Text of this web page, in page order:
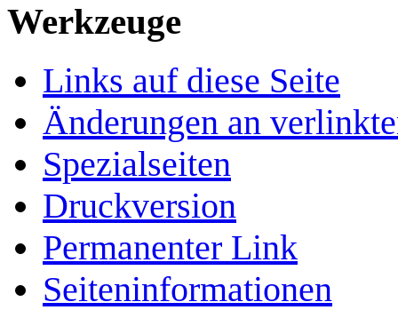
Werkzeuge
Links auf diese Seite
Änderungen an
Spezialseiten
Druckversion
Permanenter Link
Seiten­­informationen